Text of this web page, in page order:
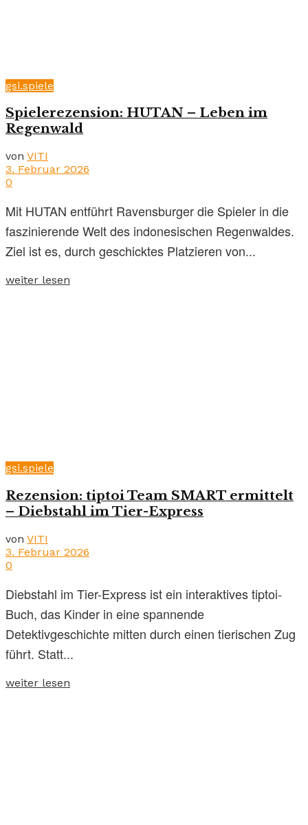
gsi.spiele
Spielerezension: HUTAN – Leben im
Regenwald
von VITI
3. Februar 2026
0
Mit HUTAN entführt Ravensburger die Spieler in die
faszinierende Welt des indonesischen Regenwaldes.
Ziel ist es, durch geschicktes Platzieren von...
weiter lesen
gsi.spiele
Rezension: tiptoi Team SMART ermittelt
– Diebstahl im Tier-Express
von VITI
3. Februar 2026
0
Diebstahl im Tier-Express ist ein interaktives tiptoi-
Buch, das Kinder in eine spannende
Detektivgeschichte mitten durch einen tierischen Zug
führt. Statt...
weiter lesen